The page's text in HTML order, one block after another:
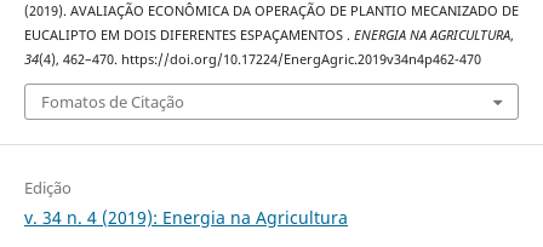
(2019). AVALIAÇÃO ECONÔMICA DA OPERAÇÃO DE PLANTIO MECANIZADO DE
EUCALIPTO EM DOIS DIFERENTES ESPAÇAMENTOS . ENERGIA NA AGRICULTURA,
34(4), 462–470. https://doi.org/10.17224/EnergAgric.2019v34n4p462-470
Fomatos de Citação
Edição
v. 34 n. 4 (2019): Energia na Agricultura